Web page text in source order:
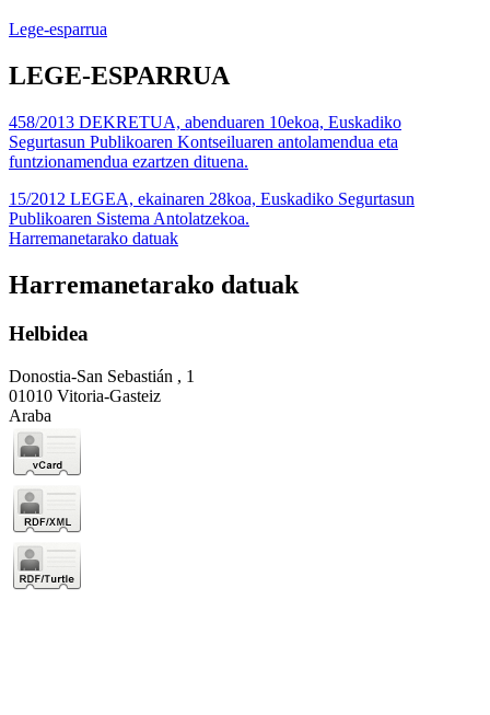
Lege-esparrua
LEGE-ESPARRUA
458/2013 DEKRETUA, abenduaren 10ekoa, Euskadiko
Segurtasun Publikoaren Kontseiluaren antolamendua eta
funtzionamendua ezartzen dituena.
15/2012 LEGEA, ekainaren 28koa, Euskadiko Segurtasun
Publikoaren Sistema Antolatzekoa.
Harremanetarako datuak
Harremanetarako datuak
Helbidea
Donostia-San Sebastián , 1
01010 Vitoria-Gasteiz
Araba